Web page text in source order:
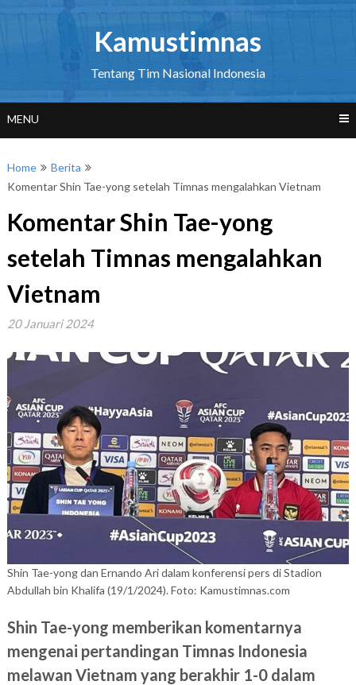
Kamustimnas
Tentang Tim Nasional Indonesia
MENU
Home
Berita
Komentar Shin Tae-yong setelah Timnas mengalahkan Vietnam
Komentar Shin Tae-yong
setelah Timnas mengalahkan
Vietnam
20 Januari 2024
Shin Tae-yong dan Ernando Ari dalam konferensi pers di Stadion
Abdullah bin Khalifa (19/1/2024). Foto: Kamustimnas.com
Shin Tae-yong memberikan komentarnya
mengenai pertandingan Timnas Indonesia
melawan Vietnam yang berakhir 1-0 dalam